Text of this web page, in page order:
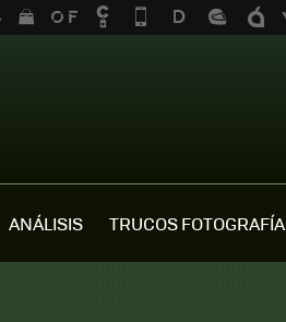
ANÁLISIS TRUCOS FOTOGRAFÍA